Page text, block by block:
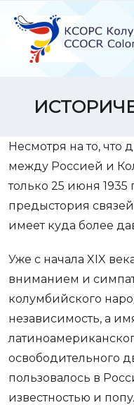
content
Несмотря на то, что
между Россией и
только 25 июня 1935
предыстория
имеет куда более
Уже с начала XIX
вниманием и
колумбийского
независимость, а
освободительного
пользовалось в
известностью и